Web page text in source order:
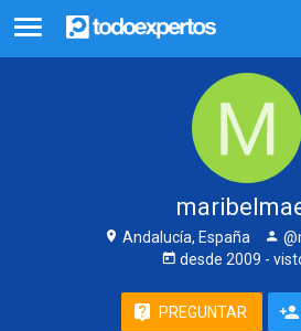
Andalucía, España
desde 2009 -
PREGUNTAR